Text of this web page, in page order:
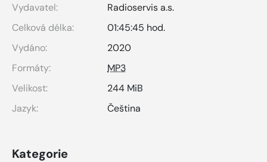
Vydavatel:
Radioservis a.s.
Celková délka:
01:45:45 hod.
Vydáno:
2020
Formáty:
MP3
Velikost:
244 MiB
Jazyk:
Čeština
Kategorie